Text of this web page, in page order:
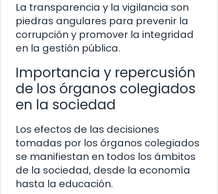
La transparencia y la vigilancia son
piedras angulares para prevenir la
corrupción y promover la integridad
en la gestión pública.
Importancia y repercusión
de los órganos colegiados
en la sociedad
Los efectos de las decisiones
tomadas por los órganos colegiados
se manifiestan en todos los ámbitos
de la sociedad, desde la economía
hasta la educación.